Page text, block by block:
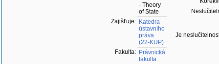
- Theory
of State
Zajišťuje: Katedra
ústavního
práva
(22-KUP)
Fakulta: Právnická
fakulta
Je